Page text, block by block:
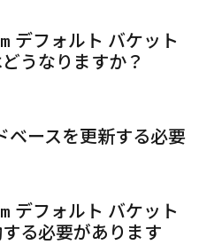
デフォルト バケット
うなりますか？
ベースを更新する必要
デフォルト バケット
る必要があります